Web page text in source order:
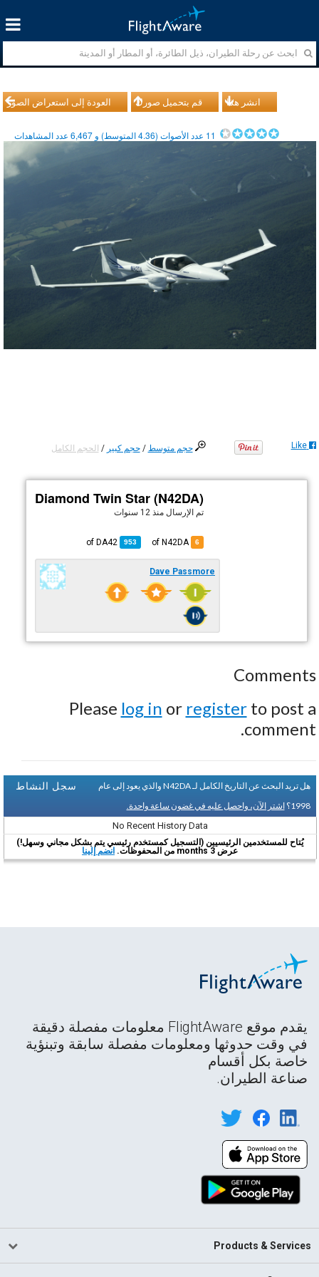
العودة إلى استعراض الصور قم بتحميل صورك انشر هذا
11 عدد الأصوات (4.36المتوسط) و 6,467عدد المشاهدات
حجم متوسط /حجم كبير / الحجم الكامل Like
Diamond Twin Star (N42DA)
تم الإرسال منذ 12 سنوات
6
953
DA42
Dave Passmore
Comments
Please log in or registerto post a
comment.
سجل النشاط
هل تريد البحث عن التاريخ الكامل لـ N42DA والذي يعود إلى عام
1998؟ اشتر الآن، واحصل عليه في غضون ساعة واحدة.
No Recent History Data
يُتاح للمستخدمين الرئيسيين (التسجيل كمستخدم رئيسي يتم بشكل مجاني وسهل!)
عرض 3 months من المحفوظات.
انضم إلينا
يقدم موقع FlightAware معلومات مفصلة دقيقة
في وقت حدوثها ومعلومات مفصلة سابقة وتبنؤية
خاصة بكل أقسام
صناعة الطيران.
Products & Services